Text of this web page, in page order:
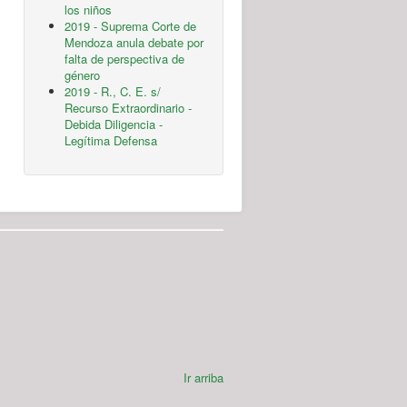
los niños
2019 - Suprema Corte de
Mendoza anula debate por
falta de perspectiva de
género
2019 - R., C. E. s/
Recurso Extraordinario -
Debida Diligencia -
Legítima Defensa
Ir arriba